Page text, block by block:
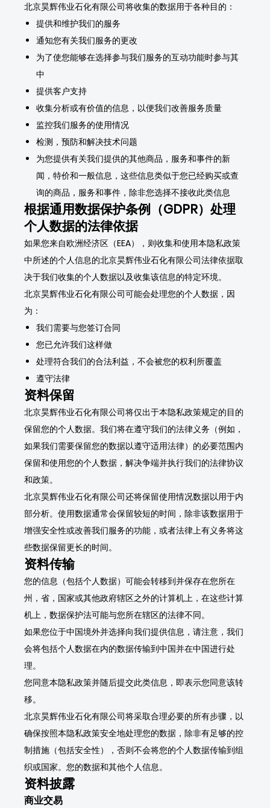
北京昊辉伟业石化有限公司将收集的数据用于各种目的：
提供和维护我们的服务
通知您有关我们服务的更改
为了使您能够在选择参与我们服务的互动功能时参与其
中
提供客户支持
收集分析或有价值的信息，以便我们改善服务质量
监控我们服务的使用情况
检测，预防和解决技术问题
为您提供有关我们提供的其他商品，服务和事件的新
闻，特价和一般信息，这些信息类似于您已经购买或查
询的商品，服务和事件，除非您选择不接收此类信息
根据通用数据保护条例（GDPR）处理
个人数据的法律依据
如果您来自欧洲经济区（EEA），则收集和使用本隐私政策
中所述的个人信息的北京昊辉伟业石化有限公司法律依据取
决于我们收集的个人数据以及收集该信息的特定环境。
北京昊辉伟业石化有限公司可能会处理您的个人数据，因
为：
我们需要与您签订合同
您已允许我们这样做
处理符合我们的合法利益，不会被您的权利所覆盖
遵守法律
资料保留
北京昊辉伟业石化有限公司将仅出于本隐私政策规定的目的
保留您的个人数据。我们将在遵守我们的法律义务（例如，
如果我们需要保留您的数据以遵守适用法律）的必要范围内
保留和使用您的个人数据，解决争端并执行我们的法律协议
和政策。
北京昊辉伟业石化有限公司还将保留使用情况数据以用于内
部分析。使用数据通常会保留较短的时间，除非该数据用于
增强安全性或改善我们服务的功能，或者法律上有义务将这
些数据保留更长的时间。
资料传输
您的信息（包括个人数据）可能会转移到并保存在您所在
州，省，国家或其他政府辖区之外的计算机上，在这些计算
机上，数据保护法可能与您所在辖区的法律不同。
如果您位于中国境外并选择向我们提供信息，请注意，我们
会将包括个人数据在内的数据传输到中国并在中国进行处
理。
您同意本隐私政策并随后提交此类信息，即表示您同意该转
移。
北京昊辉伟业石化有限公司将采取合理必要的所有步骤，以
确保按照本隐私政策安全地处理您的数据，除非有足够的控
制措施（包括安全性），否则不会将您的个人数据传输到组
织或国家。您的数据和其他个人信息。
资料披露
商业交易